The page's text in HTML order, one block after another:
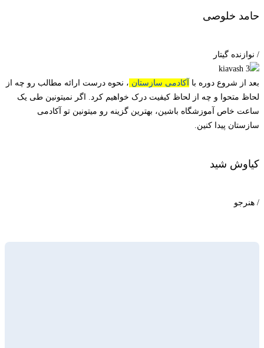
حامد خلوصی
/ نوازنده گیتار
بعد از شروع دوره با آکادمی سازستان ، نحوه درست ارائه مطالب رو چه از
لحاظ متحوا و چه از لحاظ کیفیت درک خواهیم کرد. اگر نمیتونین طی یک
ساعت خاص آموزشگاه باشین، بهترین گزینه رو میتونین تو آکادمی
سازستان پیدا کنین.
کیاوش شید
/ هنرجو